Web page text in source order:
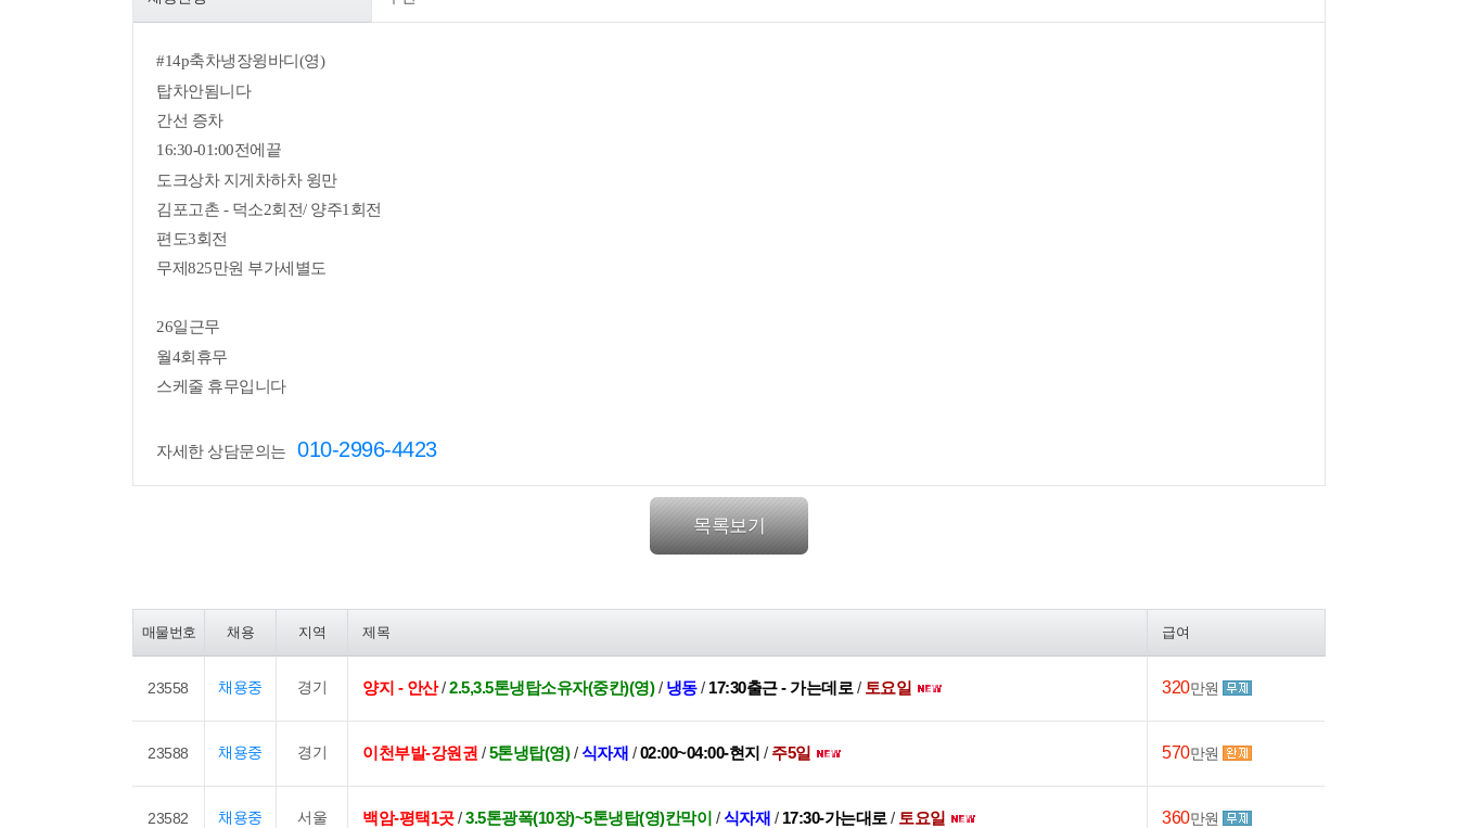
#14p축차냉장윙바디(영)
탑차안됨니다
간선 증차
16:30-01:00전에끝
도크상차 지게차하차 윙만
김포고촌 - 덕소2회전/ 양주1회전
편도3회전
무제825만원 부가세별도
26일근무
월4회휴무
스케줄 휴무입니다
자세한 상담문의는 010-2996-4423
목록보기
매물번호 채용 지역 제목 급여
23558 채용중 경기 양지 - 안산/2.5,3.5톤냉탑소유자(중칸)(영)/ 냉동/ 17:30출근 - 가는데로 / 토요일 320만원
23588 채용중 경기 이천부발-강원권 /5톤냉탑(영)/식자재 /02:00~04:00-현지 / 주5일 570만원
23582 채용중 서울 백암-평택1곳/3.5톤광폭(10장)~5톤냉탑(영)칸막이 /식자재 / 17:30-가는대로 / 토요일 360만원